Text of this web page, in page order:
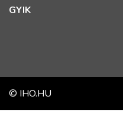
GYIK
© IHO.HU